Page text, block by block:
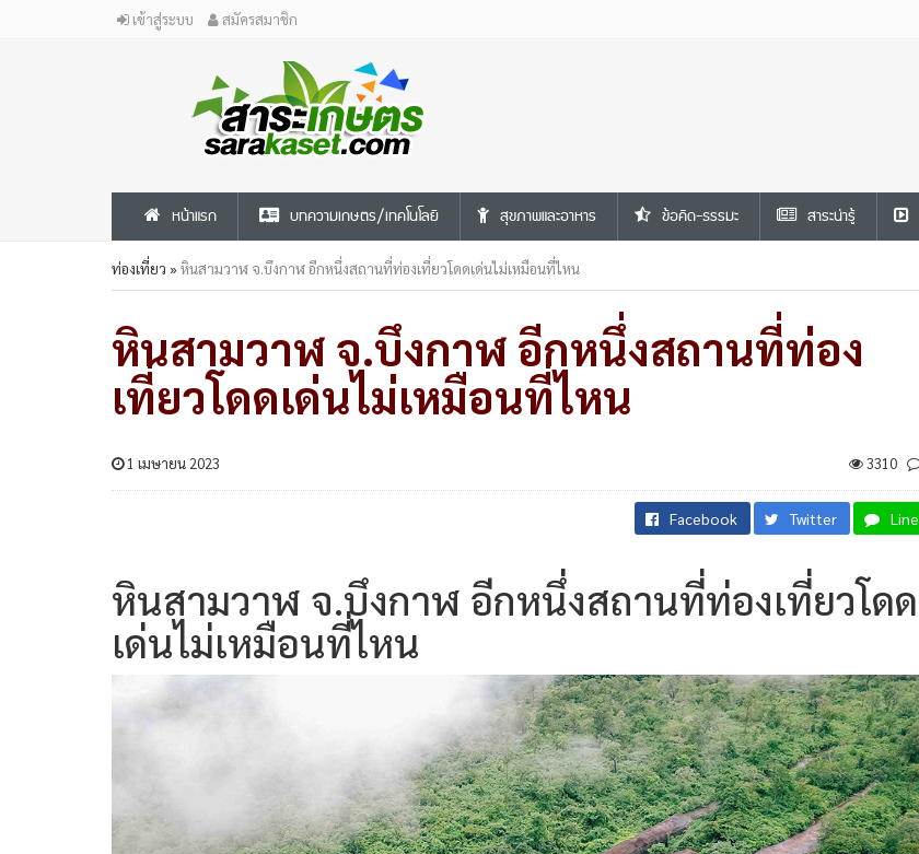
เข้าสู่ระบบ สมัครสมาชิก
หน้าแรก บทความเกษตร/เทคโนโลยี สุขภาพและอาหาร ข้อคิด-ธรรมะ สาระน่ารู้
ท่องเที่ยว »หินสามวาฬ จ.บึงกาฬ อีกหนึ่งสถานที่ท่องเที่ยวโดดเด่นไม่เหมือนที่ไหน
หินสามวาฬ จ.บึงกาฬ อีกหนึ่งสถานที่ท่อง
เที่ยวโดดเด่นไม่เหมือนที่ไหน
1 เมษายน 2023 3310
Facebook Twitter Line
หินสามวาฬ จ.บึงกาฬ อีกหนึ่งสถานที่ท่องเที่ยวโดด
เด่นไม่เหมือนที่ไหน